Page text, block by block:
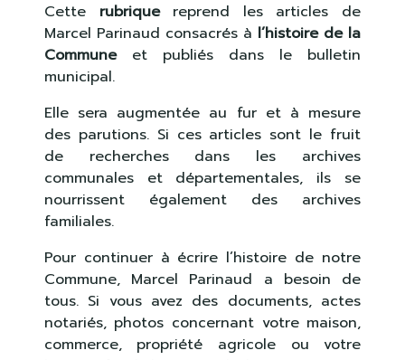
Cette rubriquereprend les articles de
Marcel Parinaud consacrés à l’histoire de la
Communeet publiés dans le bulletin
municipal.
Elle sera augmentée au fur et à mesure
des parutions. Si ces articles sont le fruit
de recherches dans les archives
communales et départementales, ils se
nourrissent également des archives
familiales.
Pour continuer à écrire l’histoire de notre
Commune, Marcel Parinaud a besoin de
tous. Si vous avez des documents, actes
notariés, photos concernant votre maison,
commerce, propriété agricole ou votre